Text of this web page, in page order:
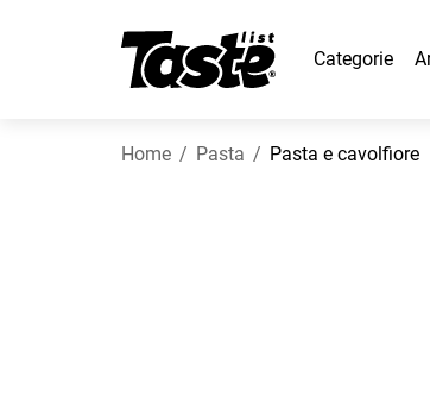
Categorie
Home Pasta Pasta e cavolfiore